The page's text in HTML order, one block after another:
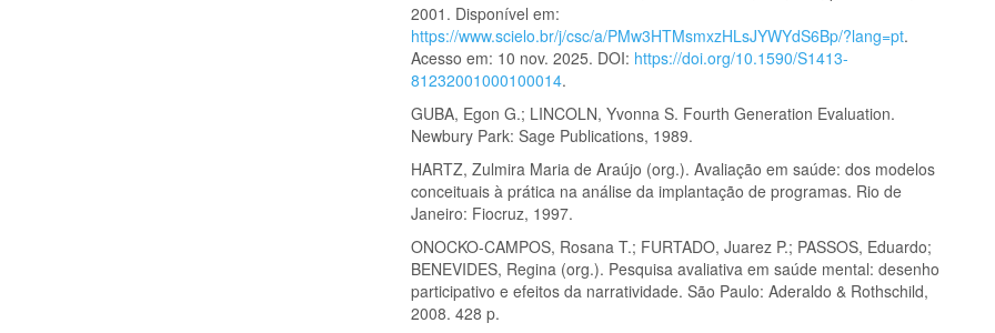
2001. Disponível em:
https://www.scielo.br/j/csc/a/PMw3HTMsmxzHLsJYWYdS6Bp/?lang=pt.
Acesso em: 10 nov. 2025. DOI: https://doi.org/10.1590/S1413-
81232001000100014.
GUBA, Egon G.; LINCOLN, Yvonna S. Fourth Generation Evaluation.
Newbury Park: Sage Publications, 1989.
HARTZ, Zulmira Maria de Araújo (org.). Avaliação em saúde: dos modelos
conceituais à prática na análise da implantação de programas. Rio de
Janeiro: Fiocruz, 1997.
ONOCKO-CAMPOS, Rosana T.; FURTADO, Juarez P.; PASSOS, Eduardo;
BENEVIDES, Regina (org.). Pesquisa avaliativa em saúde mental: desenho
participativo e efeitos da narratividade. São Paulo: Aderaldo & Rothschild,
2008. 428 p.